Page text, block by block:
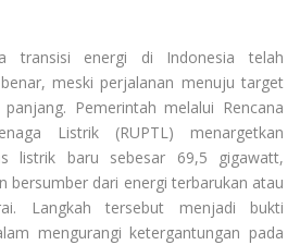
transisi energi di Indonesia telah
meski perjalanan menuju target
Pemerintah melalui Rencana
Listrik (RUPTL) menargetkan
listrik baru sebesar 69,5 gigawatt,
bersumber dari energi terbarukan atau
Langkah tersebut menjadi bukti
mengurangi ketergantungan pada